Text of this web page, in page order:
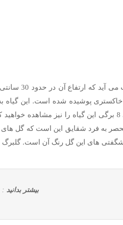
شقایق از
هستند. البته به ندرت گل های 5 الی 8 برگی
به فرد شقایق این است که گل
های این گل رنگ آن است. گلبرگ
بیشتر بدانید :